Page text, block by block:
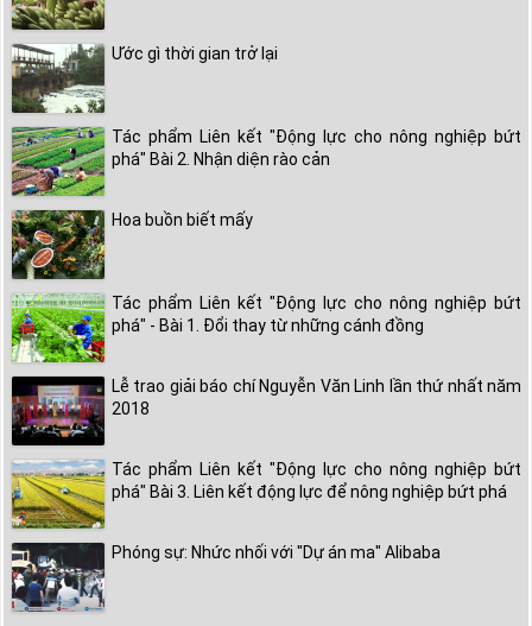
Ước gì thời gian trở lại
Tác phẩm Liên kết "Động lực cho nông nghiệp bứt
phá" Bài 2. Nhận diện rào cản
Hoa buồn biết mấy
Tác phẩm Liên kết "Động lực cho nông nghiệp bứt
phá" - Bài 1. Đổi thay từ những cánh đồng
Lễ trao giải báo chí Nguyễn Văn Linh lần thứ nhất năm
2018
Tác phẩm Liên kết "Động lực cho nông nghiệp bứt
phá" Bài 3. Liên kết động lực để nông nghiệp bứt phá
Phóng sự: Nhức nhối với "Dự án ma" Alibaba